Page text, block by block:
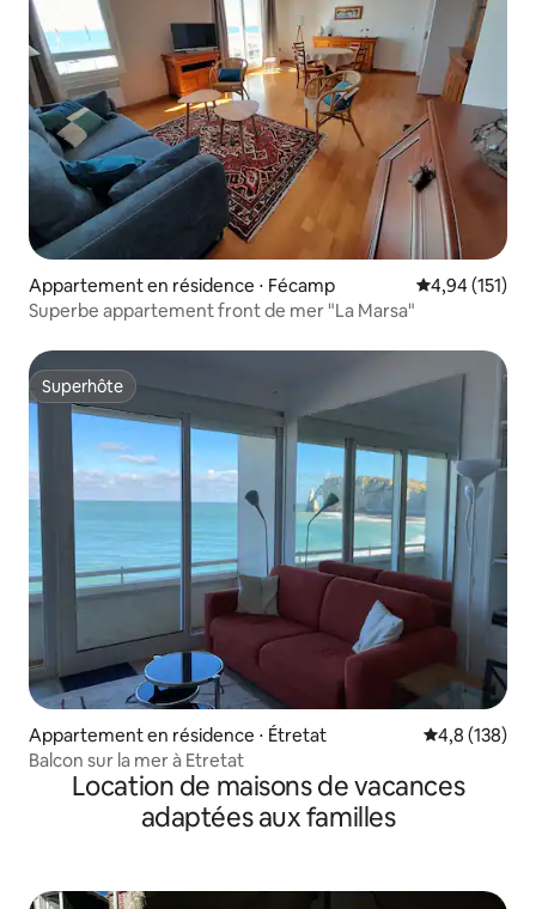
Appartement en résidence ⋅ Fécamp Évaluation
4,94 (151)
Superbe appartement front de mer "La Marsa"
Superhôte
Superhôte
Appartement en résidence ⋅ Étretat Évaluation
4,8 (138)
Balcon sur la mer à Etretat
Location de maisons de vacances
adaptées aux familles